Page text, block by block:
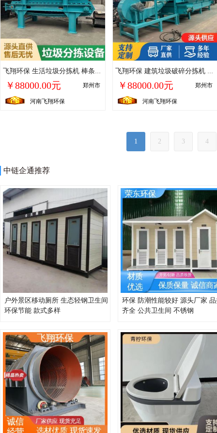
飞翔环保 生活垃圾分拣机 棒条分离机 给料机 低耗高产 操作简单
￥88000.00元 郑州市
河南飞翔环保
飞翔环保 建筑垃圾破碎分拣机 棒条筛分机 处理量大 经久耐用
￥88000.00元 郑州市
河南飞翔环保
1 2 3 4
中链企通推荐
户外景区移动厕所 生态轻钢卫生间
环保节能 款式多样
环保 防潮性能较好 源头厂家
齐全 公共卫生间 不锈钢